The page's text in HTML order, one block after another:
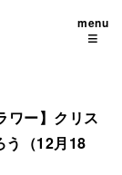
menu
≡
ワー】クリス
う（12月18